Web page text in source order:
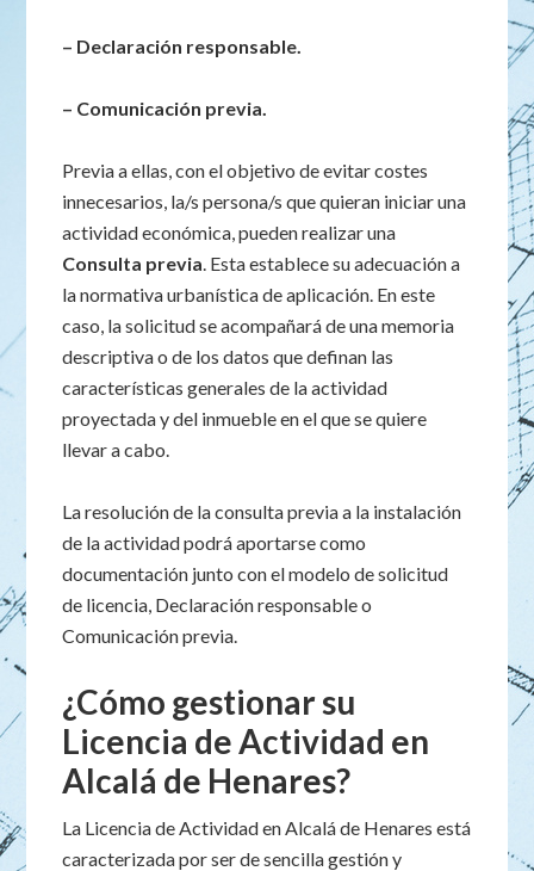
– Declaración responsable.
– Comunicación previa.
Previa a ellas, con el objetivo de evitar costes
innecesarios, la/s persona/s que quieran iniciar una
actividad económica, pueden realizar una
Consulta previa. Esta establece su adecuación a
la normativa urbanística de aplicación. En este
caso, la solicitud se acompañará de una memoria
descriptiva o de los datos que definan las
características generales de la actividad
proyectada y del inmueble en el que se quiere
llevar a cabo.
La resolución de la consulta previa a la instalación
de la actividad podrá aportarse como
documentación junto con el modelo de solicitud
de licencia, Declaración responsable o
Comunicación previa.
¿Cómo gestionar su
Licencia de Actividad en
Alcalá de Henares?
La Licencia de Actividad en Alcalá de Henares está
caracterizada por ser de sencilla gestión y